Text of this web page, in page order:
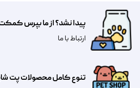
تنوع کامل محصولات پت
پیدا نشد؟ از ما بپرس
​​​ارتباط با ما